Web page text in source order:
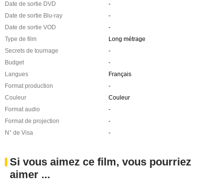
Date de sortie DVD
-
Date de sortie Blu-ray
-
Date de sortie VOD
-
Type de film
Long métrage
Secrets de tournage
-
Budget
-
Langues
Français
Format production
-
Couleur
Couleur
Format audio
-
Format de projection
-
N° de Visa
-
Si vous aimez ce film, vous pourriez
aimer ...